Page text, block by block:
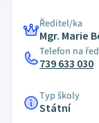
Ředitel/ka
Mgr. Marie
Telefon na
739 633 030
Typ školy
Státní